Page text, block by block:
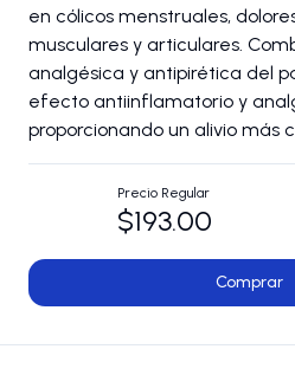
en cólicos menstruales,
musculares y articulares.
analgésica y antipirética del
efecto antiinflamatorio y
proporcionando un alivio más
Precio Regular
$193.00
Comprar